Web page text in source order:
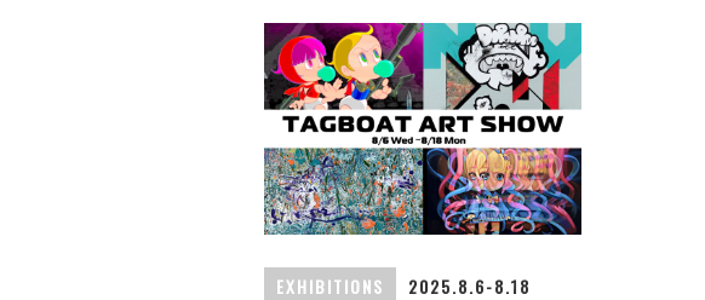
EXHIBITIONS 2025.8.6-8.18